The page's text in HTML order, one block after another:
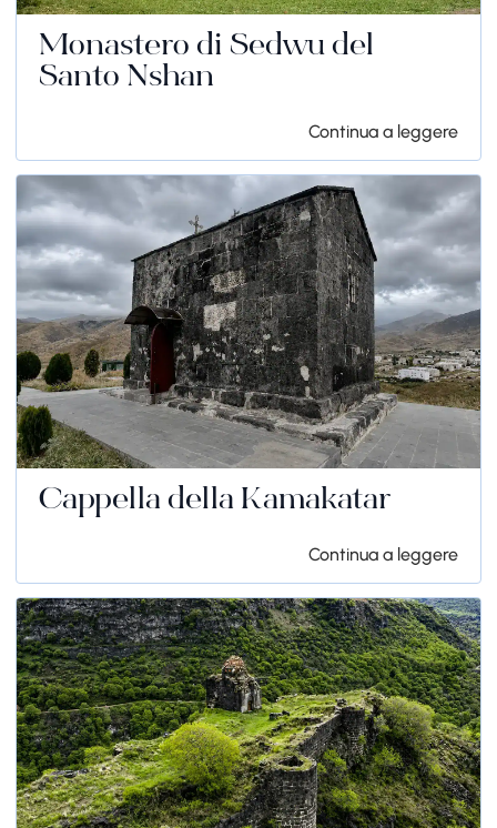
Monastero di Sedwu del
Santo Nshan
Continua a leggere
Cappella della Kamakatar
Continua a leggere